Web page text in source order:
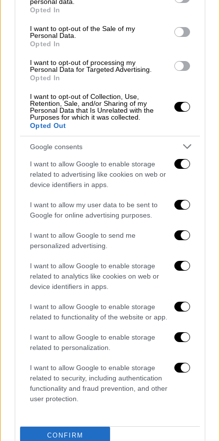
grant or deny consent to Google and its third-party tags to
use your data for below specified purposes in below Google
consent section.
Opted In
I want to opt-out of the Sale of my
Personal Data.
Opted In
I want to opt-out of processing my
Personal Data for Targeted Advertising.
Opted In
I want to opt-out of Collection, Use,
Retention, Sale, and/or Sharing of my
Personal Data that Is Unrelated with the
Purposes for which it was collected.
Opted Out
Google consents
I want to allow Google to enable storage
related to advertising like cookies on web or
device identifiers in apps.
I want to allow my user data to be sent to
Google for online advertising purposes.
I want to allow Google to send me
personalized advertising.
I want to allow Google to enable storage
related to analytics like cookies on web or
device identifiers in apps.
I want to allow Google to enable storage
related to functionality of the website or app.
I want to allow Google to enable storage
related to personalization.
I want to allow Google to enable storage
related to security, including authentication
functionality and fraud prevention, and other
user protection.
CONFIRM
Τον λόγο στη συνέχεια πήρε ο κ.
Γεωργιάδη. «Ο κ. Παπαθανάσης
καταδικάστηκε για
όμως να αλλάξει η ατζέντα πάση θυσία για να
μας σπιλώσετε. Αφού θέλετε το πόλεμο θα
έλεγεκαλύτερα ένα άθλιο τέλος παρά μια
αθλιότητα χωρίς τέλος. Εσείς επιλέξατε και
τα δύο», τόνισε με τον Σ. Φάμελο να εγκαλεί
τον κ. Γεωργιάδη για ψεύδη.
Όμως και ο
Ευκλείδης Τσακαλώτος
που
μίλησε από το βήμα της Βουλής κατηγόρησε
τον Υπουργό Ανάπτυξης ότι καλλιεργεί
τοξικό κλίμα στην πολιτική ζωή του τόπου.
«Δεν θα πάτε καλά στις εκλογές. Το βασικό
λάθος του πρωθυπουργού σας, που έκανε μία
μέρα μετά τη μεγάλη τραγωδία, είναι να
φταίει ένας μόνο άνθρωπος σε ένα τόσο
σοβαρό δυστύχημα. Ήταν όμως τόσο
από το αίσθημα του ελληνικού λαού
θα το πληρώσει. Διότι δεν είναι δίκαιο να
σηκώσει στην πλάτη του όλες τις ευθύνες
ένας άνθρωπος για αυτή τη τραγωδία και να
μην αναλαμβάνει η κυβέρνηση την ευθύνη και
έκανε ο πρωθυπουργός σας εκείνο το βράδυ,
να πει ότι φταίει ο σταθμάρχης,
φορτώνοντας τις ευθύνες σε έναν μόνο
περίοδο αλλά και μετά τις εκλογές».